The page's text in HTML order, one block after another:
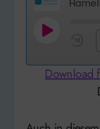
Play
Download